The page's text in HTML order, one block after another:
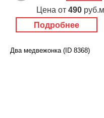
Подробнее
Цена от 490 руб.м
Два медвежонка (ID 8368)